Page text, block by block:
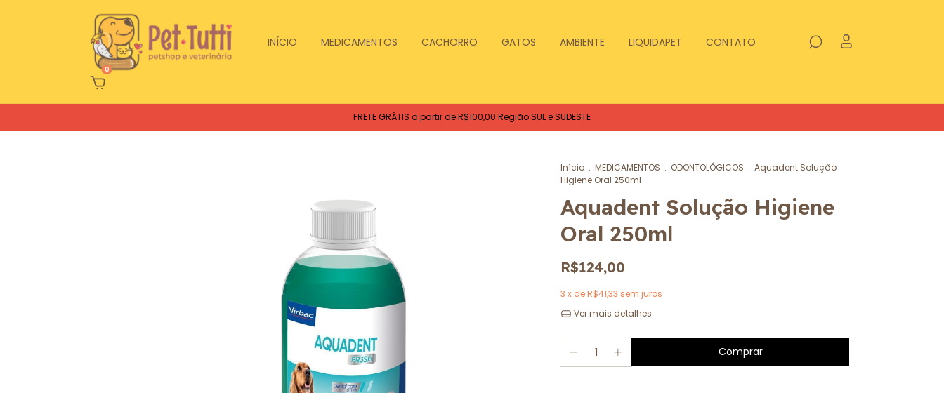
INÍCIO MEDICAMENTOS CACHORRO GATOS AMBIENTE LIQUIDAPET CONTATO
0
FRETE GRÁTIS a partir de R$100,00 Região SUL e SUDESTE
Início . MEDICAMENTOS . ODONTOLÓGICOS . Aquadent Solução
Higiene Oral 250ml
Aquadent Solução Higiene
Oral 250ml
R$124,00
3 x deR$41,33 sem juros
Ver mais detalhes